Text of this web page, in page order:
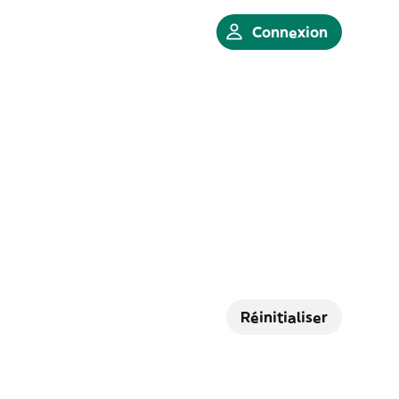
Connexion
Réinitialiser